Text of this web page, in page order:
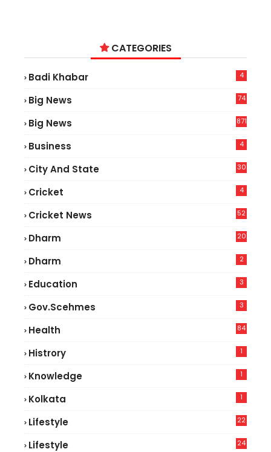
CATEGORIES
Badi Khabar 4
Big News
74
Big News 871
Business 4
City And State 30
Cricket 4
Cricket News
52
Dharm 20
Dharm 2
Education 3
Gov.scehmes 3
Health
84
Histrory 1
Knowledge 1
Kolkata 1
Lifestyle
22
Lifestyle
24